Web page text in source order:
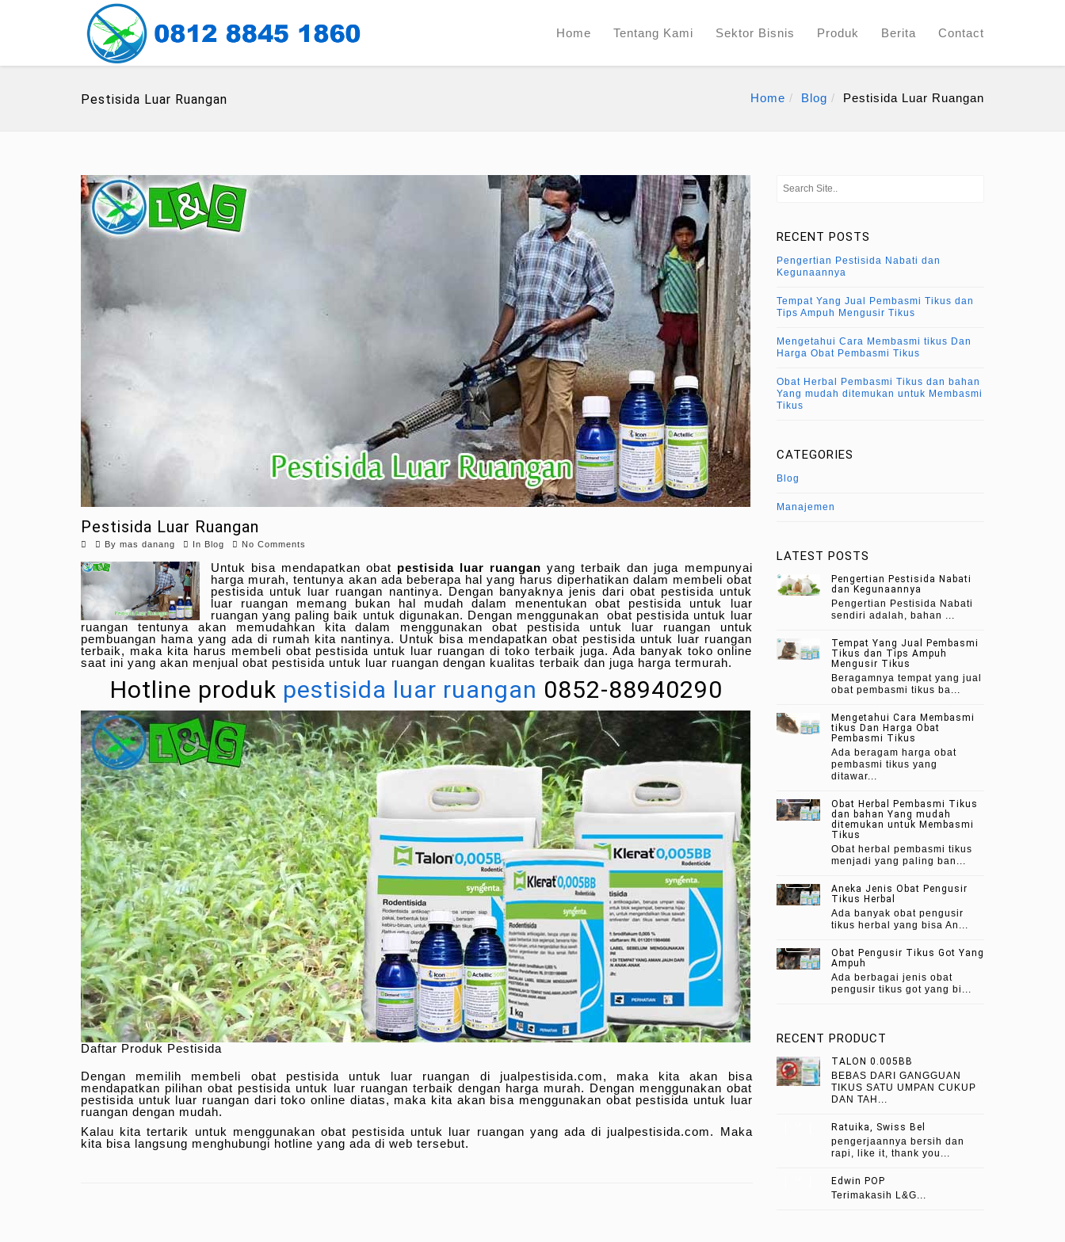
Home Tentang Kami Sektor Bisnis Produk Berita Contact
Pestisida Luar Ruangan Home Blog Pestisida Luar Ruangan
Pestisida Luar Ruangan
By mas danang In Blog No Comments
Untuk bisa mendapatkan obat pestisida luar ruangan yang terbaik dan juga mempunyai
harga murah, tentunya akan ada beberapa hal yang harus diperhatikan dalam membeli obat
pestisida untuk luar ruangan nantinya. Dengan banyaknya jenis dari obat pestisida untuk
luar ruangan memang bukan hal mudah dalam menentukan obat pestisida untuk luar
ruangan yang paling baik untuk digunakan. Dengan menggunakan obat pestisida untuk luar
ruangan tentunya akan memudahkan kita dalam menggunakan obat pestisida untuk luar ruangan untuk
pembuangan hama yang ada di rumah kita nantinya. Untuk bisa mendapatkan obat pestisida untuk luar ruangan
terbaik, maka kita harus membeli obat pestisida untuk luar ruangan di toko terbaik juga. Ada banyak toko online
saat ini yang akan menjual obat pestisida untuk luar ruangan dengan kualitas terbaik dan juga harga termurah.
Hotline produk pestisida luar ruangan 0852-88940290
Daftar Produk Pestisida
Dengan memilih membeli obat pestisida untuk luar ruangan di jualpestisida.com, maka kita akan bisa
mendapatkan pilihan obat pestisida untuk luar ruangan terbaik dengan harga murah. Dengan menggunakan obat
pestisida untuk luar ruangan dari toko online diatas, maka kita akan bisa menggunakan obat pestisida untuk luar
ruangan dengan mudah.
Kalau kita tertarik untuk menggunakan obat pestisida untuk luar ruangan yang ada di jualpestisida.com. Maka
kita bisa langsung menghubungi hotline yang ada di web tersebut.
RECENT POSTS
Pengertian Pestisida Nabati dan
Kegunaannya
Tempat Yang Jual Pembasmi Tikus dan
Tips Ampuh Mengusir Tikus
Mengetahui Cara Membasmi tikus Dan
Harga Obat Pembasmi Tikus
Obat Herbal Pembasmi Tikus dan bahan
Yang mudah ditemukan untuk Membasmi
Tikus
CATEGORIES
Blog
Manajemen
LATEST POSTS
Pengertian Pestisida Nabati
dan Kegunaannya
Pengertian Pestisida Nabati
sendiri adalah, bahan ...
Tempat Yang Jual Pembasmi
Tikus dan Tips Ampuh
Mengusir Tikus
Beragamnya tempat yang jual
obat pembasmi tikus ba...
Mengetahui Cara Membasmi
tikus Dan Harga Obat
Pembasmi Tikus
Ada beragam harga obat
pembasmi tikus yang
ditawar...
Obat Herbal Pembasmi Tikus
dan bahan Yang mudah
ditemukan untuk Membasmi
Tikus
Obat herbal pembasmi tikus
menjadi yang paling ban...
Aneka Jenis Obat Pengusir
Tikus Herbal
Ada banyak obat pengusir
tikus herbal yang bisa An...
Obat Pengusir Tikus Got Yang
Ampuh
Ada berbagai jenis obat
pengusir tikus got yang bi...
RECENT PRODUCT
TALON 0.005BB
BEBAS DARI GANGGUAN
TIKUS SATU UMPAN CUKUP
DAN TAH...
Ratuika, Swiss Bel
pengerjaannya bersih dan
rapi, like it, thank you...
Edwin POP
Terimakasih L&G...